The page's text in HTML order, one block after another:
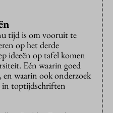
tijd is om vooruit te
op het derde
ideeën op tafel komen
Eén waarin goed
waarin ook onderzoek
in toptijdschriften